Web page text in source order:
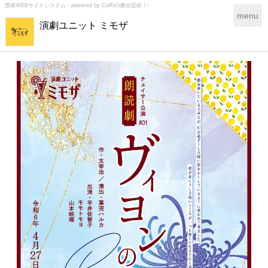
団体WEBサイトシステム - powered by CoRich舞台芸術！-
演劇ユニット ミモザ
T
g
l
e
n
a
v
i
g
a
menu